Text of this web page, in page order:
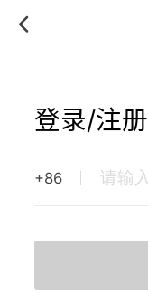
登录/注册
+86